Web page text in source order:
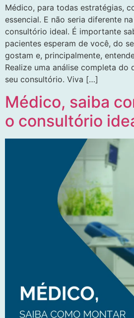
Médico, para todas estratégias,
essencial. E não seria diferente
consultório ideal. É importante
pacientes esperam de você, do
gostam e, principalmente,
Realize uma análise completa do
seu consultório. Viva […]
Médico, saiba
o consultório